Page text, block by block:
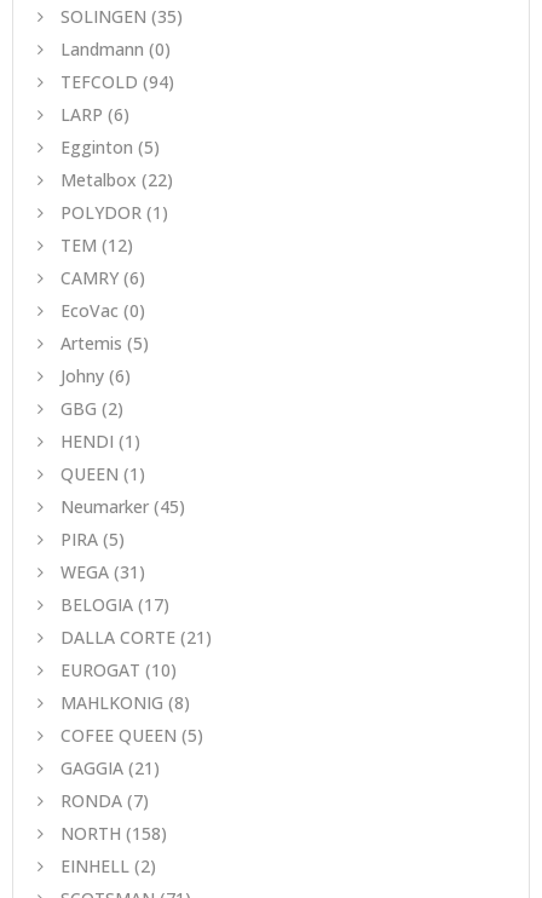
SOLINGEN (35)
Landmann (0)
TEFCOLD (94)
LARP (6)
Egginton (5)
Metalbox (22)
POLYDOR (1)
TEM (12)
CAMRY (6)
EcoVac (0)
Artemis (5)
Johny (6)
GBG (2)
HENDI (1)
QUEEN (1)
Neumarker (45)
PIRA (5)
WEGA (31)
BELOGIA (17)
DALLA CORTE (21)
EUROGAT (10)
MAHLKONIG (8)
COFEE QUEEN (5)
GAGGIA (21)
RONDA (7)
NORTH (158)
EINHELL (2)